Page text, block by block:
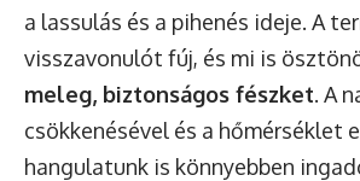
a lassulás és a pihenés ideje. A
visszavonulót fúj, és mi is
meleg, biztonságos fészket. A
csökkenésével és a hőmérséklet
hangulatunk is könnyebben